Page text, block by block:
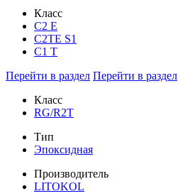
Класс
С2 Е
C2TE S1
C1 T
Перейти в раздел Перейти в раздел
Класс
RG/R2T
Тип
Эпоксидная
Производитель
LITOKOL